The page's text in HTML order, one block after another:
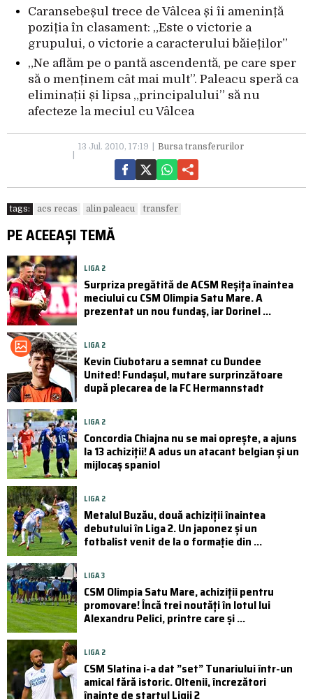
Caransebeșul trece de Vâlcea și îi amenință
poziția în clasament: „Este o victorie a
grupului, o victorie a caracterului băieților”
„Ne aflăm pe o pantă ascendentă, pe care sper
să o menținem cât mai mult”. Paleacu speră ca
eliminații și lipsa „principalului” să nu
afecteze la meciul cu Vâlcea
13 Jul. 2010, 17:19 Bursa transferurilor
tags: acs recas alin paleacu transfer
PE ACEEAȘI TEMĂ
LIGA 2
Surpriza pregătită de ACSM Reșița înaintea
meciului cu CSM Olimpia Satu Mare. A
prezentat un nou fundaș, iar Dorinel ...
LIGA 2
Kevin Ciubotaru a semnat cu Dundee
United! Fundașul, mutare surprinzătoare
după plecarea de la FC Hermannstadt
LIGA 2
Concordia Chiajna nu se mai oprește, a ajuns
la 13 achiziții! A adus un atacant belgian și un
mijlocaș spaniol
LIGA 2
Metalul Buzău, două achiziții înaintea
debutului în Liga 2. Un japonez și un
fotbalist venit de la o formație din ...
LIGA 3
CSM Olimpia Satu Mare, achiziții pentru
promovare! Încă trei noutăți în lotul lui
Alexandru Pelici, printre care și ...
LIGA 2
CSM Slatina i-a dat ”set” Tunariului într-un
amical fără istoric. Oltenii, încrezători
înainte de startul Ligii 2